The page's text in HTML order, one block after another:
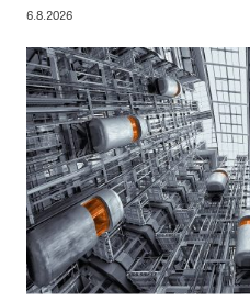
6.8.2026